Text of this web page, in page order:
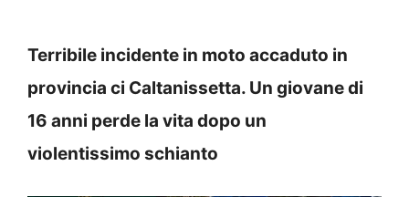
Terribile incidente in moto accaduto in
provincia ci Caltanissetta. Un giovane di
16 anni perde la vita dopo un
violentissimo schianto